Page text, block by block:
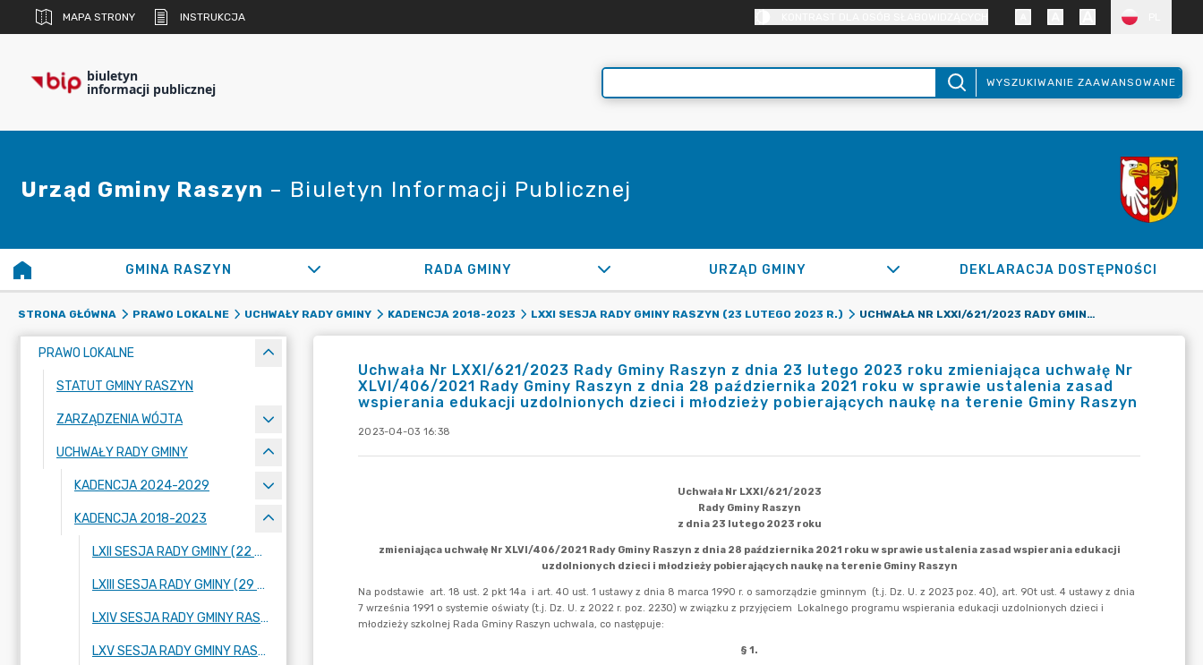
MAPA STRONY INSTRUKCJA
biuletyn
informacji publicznej WYSZUKIWANIE ZAAWANSOWANE
Urząd Gminy Raszyn – Biuletyn Informacji Publicznej
GMINA RASZYN RADA GMINY URZĄD GMINY DEKLARACJA DOSTĘPNOŚCI
STRONA GŁÓWNA PRAWO LOKALNE UCHWAŁY RADY GMINY KADENCJA 2018-2023 LXXI SESJA RADY GMINY RASZYN (23 LUTEGO 2023 R.) UCHWAŁA NR LXXI/621/2023 RADY GMINY RASZYN Z DNIA 23 LUTEGO 2023 ROKU ZMIENIAJĄCA UCHWAŁĘ NR XLVI/406/2021 RADY GMINY RASZYN Z DNIA 28 PAŹDZIERNIKA 2021 ROKU W SPRAWIE USTALENIA ZASAD WSPIERANIA EDUKACJI UZDOLNIONYCH DZIECI I MŁODZIEŻY POBIERAJĄCYCH NAUKĘ NA TERENIE GMINY RASZYN
PRAWO LOKALNE
STATUT GMINY RASZYN
ZARZĄDZENIA WÓJTA
UCHWAŁY RADY GMINY
KADENCJA 2024-2029
KADENCJA 2018-2023
LXII SESJA RADY GMINY (22 WRZEŚNIA 2022 ROKU)
LXIII SESJA RADY GMINY (29 WRZEŚNIA 2022 ROKU)
LXIV SESJA RADY GMINY RASZYN (20 PAŹDZIERNIKA 2022 ROKU)
LXV SESJA RADY GMINY RASZYN (17 LISTOPADA 2022 ROKU)
Uchwała Nr LXXI/621/2023 Rady Gminy Raszyn z dnia 23 lutego 2023 roku zmieniająca uchwałę Nr
XLVI/406/2021 Rady Gminy Raszyn z dnia 28 października 2021 roku w sprawie ustalenia zasad
wspierania edukacji uzdolnionych dzieci i młodzieży pobierających naukę na terenie Gminy Raszyn
2023-04-03 16:38